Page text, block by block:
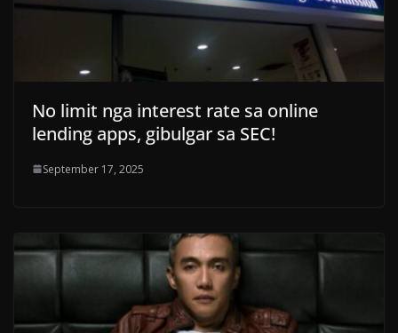
No limit nga interest rate sa online
lending apps, gibulgar sa SEC!
September 17, 2025